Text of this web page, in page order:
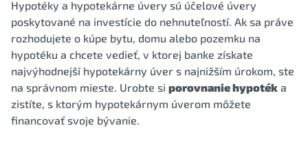
Hypotéky a hypotekárne úvery sú účelové úvery
poskytované na investície do nehnuteľností. Ak sa práve
rozhodujete o kúpe bytu, domu alebo pozemku na
hypotéku a chcete vedieť, v ktorej banke získate
najvýhodnejší hypotekárny úver s najnižším úrokom, ste
na správnom mieste. Urobte si porovnanie hypoték a
zistíte, s ktorým hypotekárnym úverom môžete
financovať svoje bývanie.